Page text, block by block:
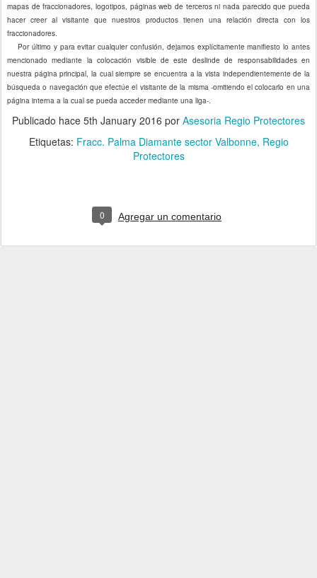
mapas de fraccionadores, logotipos, páginas web de terceros ni nada parecido que pueda
hacer creer al visitante que nuestros productos tienen una relación directa con los
fraccionadores.
Por último y para evitar cualquier confusión, dejamos explícitamente manifiesto lo antes
mencionado mediante la colocación visible de este deslinde de responsabilidades en
nuestra página principal, la cual siempre se encuentra a la vista independientemente de la
búsqueda o navegación que efectúe el visitante de la misma -omitiendo el colocarlo en una
página interna a la cual se pueda acceder mediante una liga-.
Publicado hace 5th January 2016 por Asesoria Regio Protectores
Etiquetas: Fracc. Palma Diamante sector Valbonne Regio
Protectores
0 Agregar un comentario